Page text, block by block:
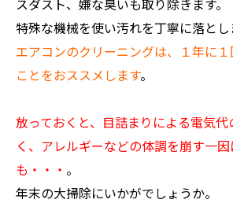
特殊な機械を使い汚れを丁寧に落とし
エアコンのクリーニングは、１年に
ことをおススメします。
放っておくと、目詰まりによる電気
く、アレルギーなどの体調を崩す一
も・・・ 。
年末の大掃除にいかがでしょうか。